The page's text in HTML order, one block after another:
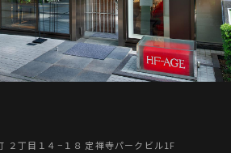
２丁目１４−１８ 定禅寺パークビル1F